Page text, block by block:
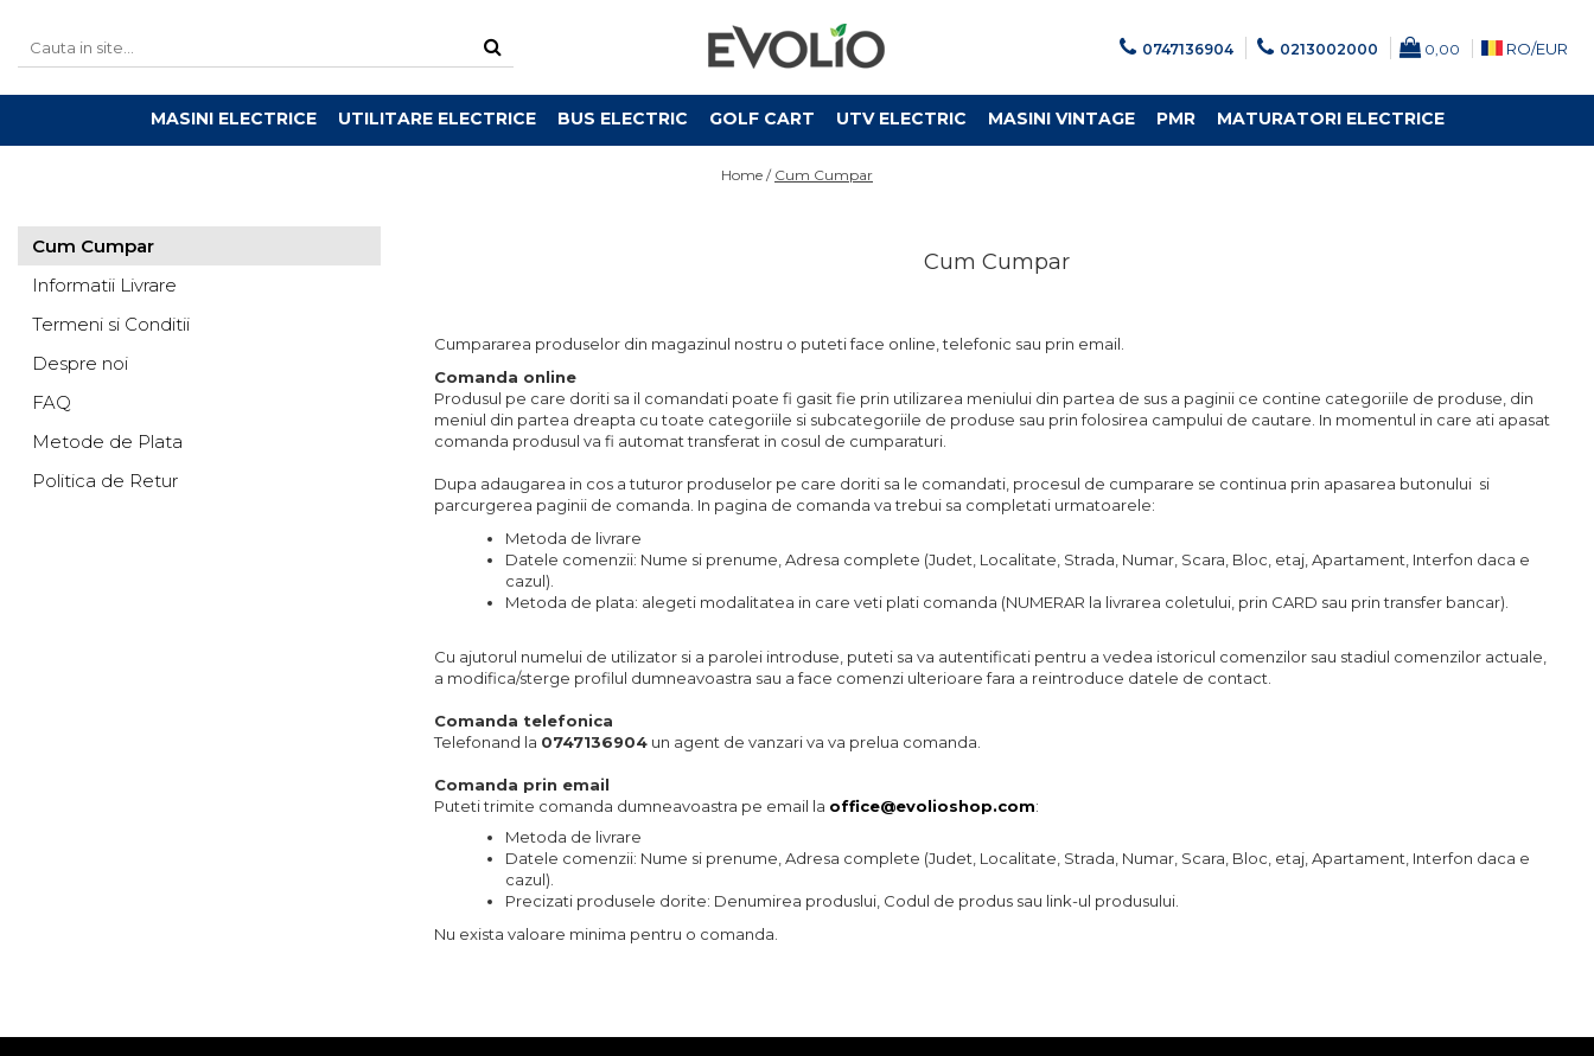
0747136904 0213002000 0,00 RO/EUR
MASINI ELECTRICE UTILITARE ELECTRICE BUS ELECTRIC GOLF CART UTV ELECTRIC MASINI VINTAGE PMR MATURATORI ELECTRICE
Home / Cum Cumpar
Cum Cumpar
Cumpararea produselor din magazinul nostru o puteti face online, telefonic sau prin email.
Comanda online
Produsul pe care doriti sa il comandati poate fi gasit fie prin utilizarea meniului din partea de sus a paginii ce contine categoriile de produse, din
meniul din partea dreapta cu toate categoriile si subcategoriile de produse sau prin folosirea campului de cautare. In momentul in care ati apasat
comanda produsul va fi automat transferat in cosul de cumparaturi.
Dupa adaugarea in cos a tuturor produselor pe care doriti sa le comandati, procesul de cumparare se continua prin apasarea butonului si
parcurgerea paginii de comanda. In pagina de comanda va trebui sa completati urmatoarele:
Metoda de livrare
Datele comenzii: Nume si prenume, Adresa complete (Judet, Localitate, Strada, Numar, Scara, Bloc, etaj, Apartament, Interfon daca e
cazul).
Metoda de plata: alegeti modalitatea in care veti plati comanda (NUMERAR la livrarea coletului, prin CARD sau prin transfer bancar).
Cu ajutorul numelui de utilizator si a parolei introduse, puteti sa va autentificati pentru a vedea istoricul comenzilor sau stadiul comenzilor actuale,
a modifica/sterge profilul dumneavoastra sau a face comenzi ulterioare fara a reintroduce datele de contact.
Comanda telefonica
Telefonand la 0747136904 un agent de vanzari va va prelua comanda.
Comanda prin email
Puteti trimite comanda dumneavoastra pe email la office@evolioshop.com:
Metoda de livrare
Datele comenzii: Nume si prenume, Adresa complete (Judet, Localitate, Strada, Numar, Scara, Bloc, etaj, Apartament, Interfon daca e
cazul).
Precizati produsele dorite: Denumirea produslui, Codul de produs sau link-ul produsului.
Nu exista valoare minima pentru o comanda.
Cum Cumpar
Informatii Livrare
Termeni si Conditii
Despre noi
FAQ
Metode de Plata
Politica de Retur